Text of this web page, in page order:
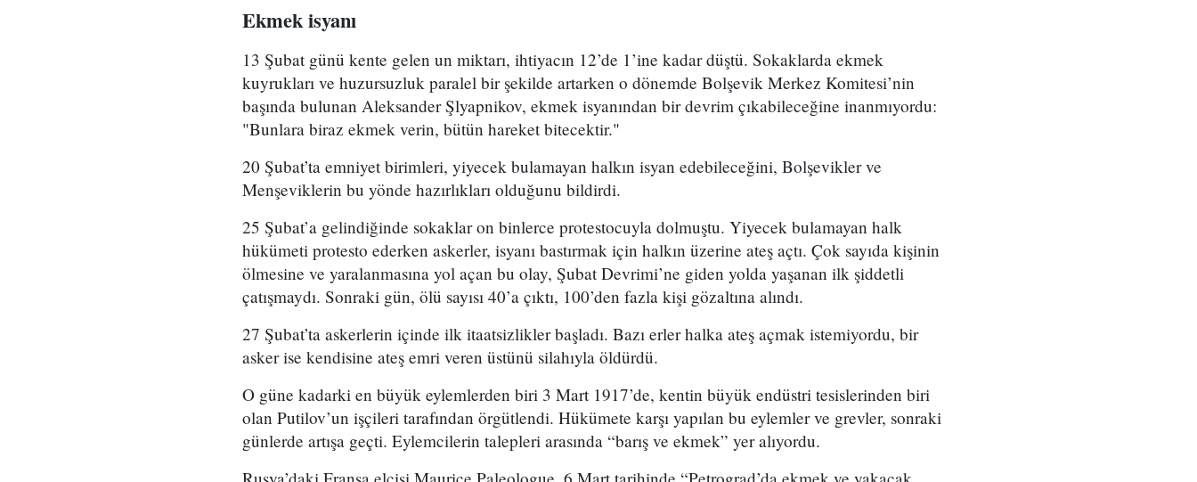
Ekmek isyanı
13 Şubat günü kente gelen un miktarı, ihtiyacın 12’de 1’ine kadar düştü. Sokaklarda ekmek
kuyrukları ve huzursuzluk paralel bir şekilde artarken o dönemde Bolşevik Merkez Komitesi’nin
başında bulunan Aleksander Şlyapnikov, ekmek isyanından bir devrim çıkabileceğine inanmıyordu:
"Bunlara biraz ekmek verin, bütün hareket bitecektir."
20 Şubat’ta emniyet birimleri, yiyecek bulamayan halkın isyan edebileceğini, Bolşevikler ve
Menşeviklerin bu yönde hazırlıkları olduğunu bildirdi.
25 Şubat’a gelindiğinde sokaklar on binlerce protestocuyla dolmuştu. Yiyecek bulamayan halk
hükümeti protesto ederken askerler, isyanı bastırmak için halkın üzerine ateş açtı. Çok sayıda kişinin
ölmesine ve yaralanmasına yol açan bu olay, Şubat Devrimi’ne giden yolda yaşanan ilk şiddetli
çatışmaydı. Sonraki gün, ölü sayısı 40’a çıktı, 100’den fazla kişi gözaltına alındı.
27 Şubat’ta askerlerin içinde ilk itaatsizlikler başladı. Bazı erler halka ateş açmak istemiyordu, bir
asker ise kendisine ateş emri veren üstünü silahıyla öldürdü.
O güne kadarki en büyük eylemlerden biri 3 Mart 1917’de, kentin büyük endüstri tesislerinden biri
olan Putilov’un işçileri tarafından örgütlendi. Hükümete karşı yapılan bu eylemler ve grevler, sonraki
günlerde artışa geçti. Eylemcilerin talepleri arasında “barış ve ekmek” yer alıyordu.